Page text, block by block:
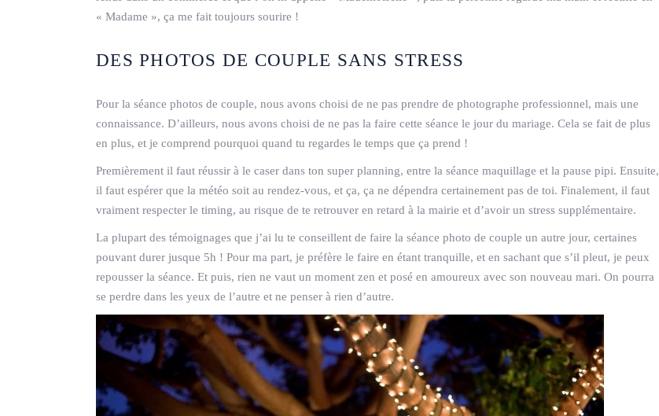
« Madame », ça me fait toujours sourire !
DES PHOTOS DE COUPLE SANS STRESS
Pour la séance photos de couple, nous avons choisi de ne pas prendre de photographe professionnel, mais une
connaissance. D’ailleurs, nous avons choisi de ne pas la faire cette séance le jour du mariage. Cela se fait de plus
en plus, et je comprend pourquoi quand tu regardes le temps que ça prend !
Premièrement il faut réussir à le caser dans ton super planning, entre la séance maquillage et la pause pipi. Ensuite,
il faut espérer que la météo soit au rendez-vous, et ça, ça ne dépendra certainement pas de toi. Finalement, il faut
vraiment respecter le timing, au risque de te retrouver en retard à la mairie et d’avoir un stress supplémentaire.
La plupart des témoignages que j’ai lu te conseillent de faire la séance photo de couple un autre jour, certaines
pouvant durer jusque 5h ! Pour ma part, je préfère le faire en étant tranquille, et en sachant que s’il pleut, je peux
repousser la séance. Et puis, rien ne vaut un moment zen et posé en amoureux avec son nouveau mari. On pourra
se perdre dans les yeux de l’autre et ne penser à rien d’autre.